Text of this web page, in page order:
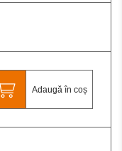
Adaugă în coș